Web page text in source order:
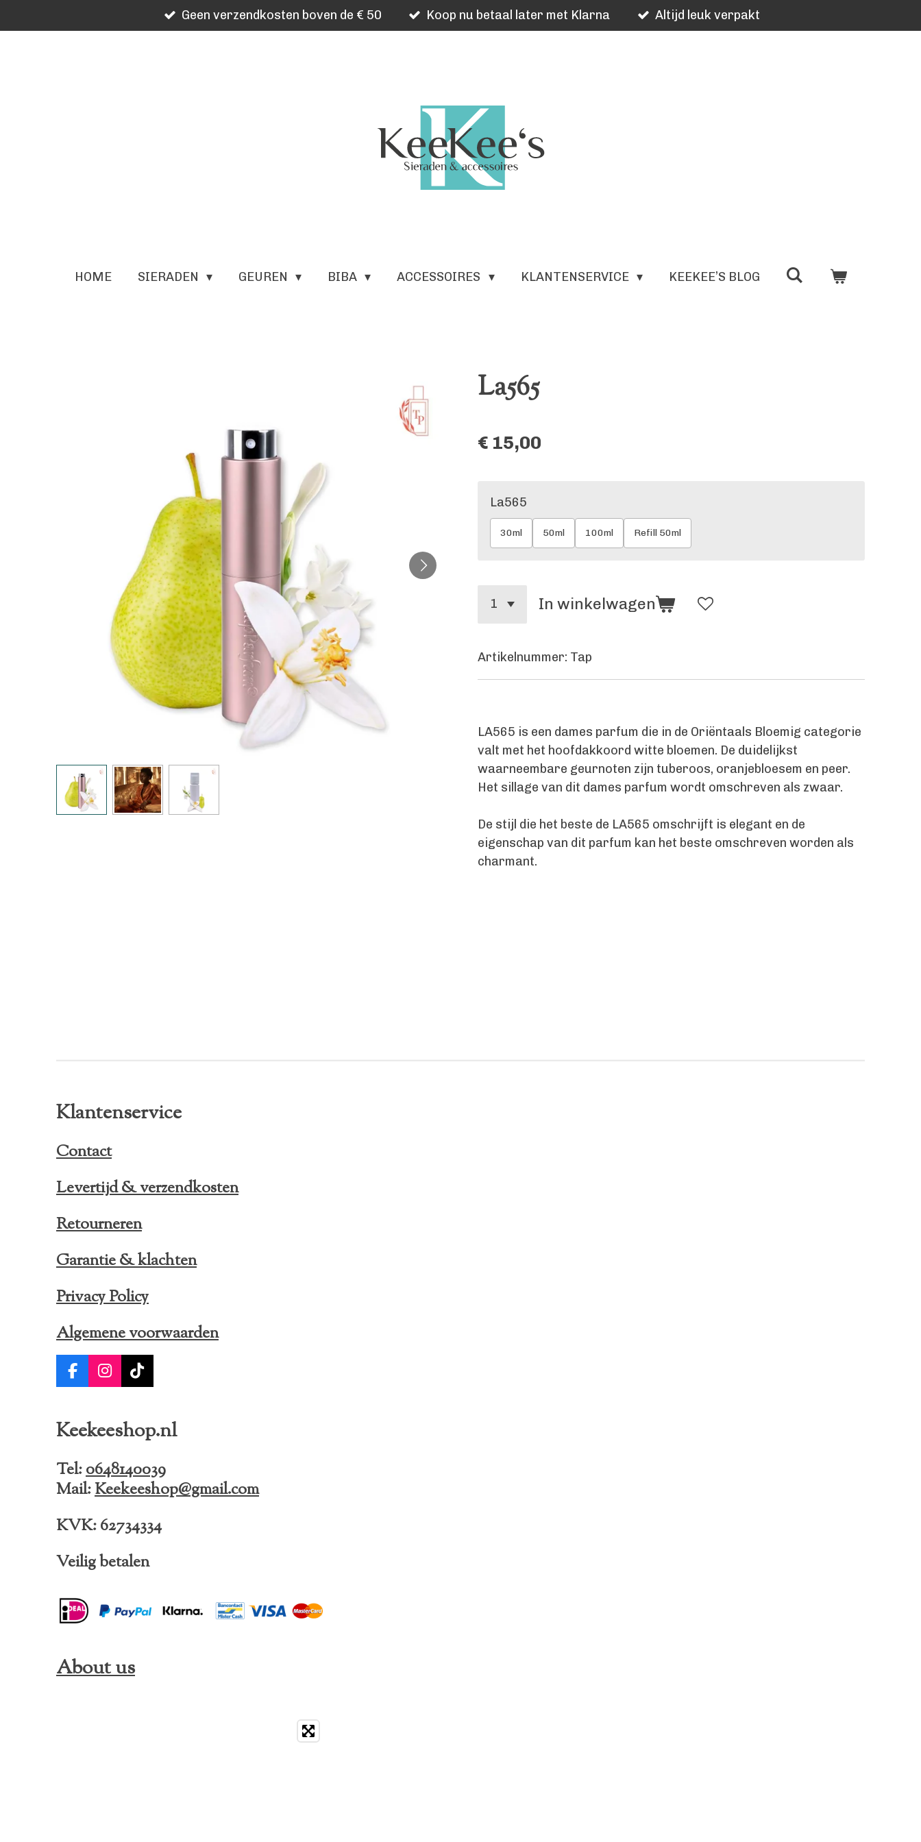
direct
Geen verzendkosten boven de € 50 Koop nu betaal later met Klarna Altijd leuk verpakt
HOME SIERADEN GEUREN BIBA ACCESSOIRES KLANTENSERVICE KEEKEE’S BLOG
La565
€ 15,00
La565
30ml 50ml 100ml Refill 50ml
In winkelwagen
Artikelnummer: Tap
LA565 is een dames parfum die in de Oriëntaals Bloemig categorie
valt met het hoofdakkoord witte bloemen. De duidelijkst
waarneembare geurnoten zijn tuberoos, oranjebloesem en peer.
Het sillage van dit dames parfum wordt omschreven als zwaar.
De stijl die het beste de LA565 omschrijft is elegant en de
eigenschap van dit parfum kan het beste omschreven worden als
charmant.
Klantenservice
Contact
Levertijd & verzendkosten
Retourneren
Garantie & klachten
Privacy Policy
Algemene voorwaarden
F
a
b
o
k
I
n
a
r
a
m
T
i
o
Keekeeshop.nl
Tel:0648140039
Mail:Keekeeshop@gmail.com
KVK: 62734334
Veilig betalen
About us